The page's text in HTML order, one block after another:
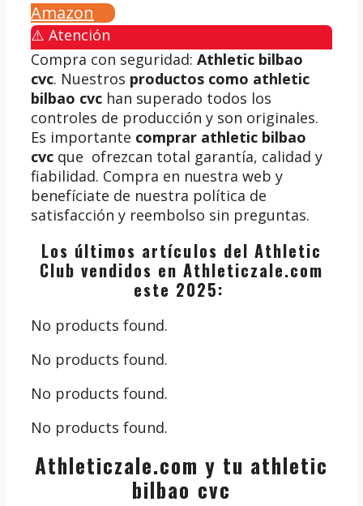
Amazon
⚠️ Atención
Compra con seguridad: Athletic bilbao
cvc. Nuestros productos como athletic
bilbao cvc han superado todos los
controles de producción y son originales.
Es importante comprar athletic bilbao
cvc que ofrezcan total garantía, calidad y
fiabilidad. Compra en nuestra web y
benefíciate de nuestra política de
satisfacción y reembolso sin preguntas.
Los últimos artículos del Athletic
Club vendidos en Athleticzale.com
este 2025:
No products found.
No products found.
No products found.
No products found.
Athleticzale.com y tu athletic
bilbao cvc